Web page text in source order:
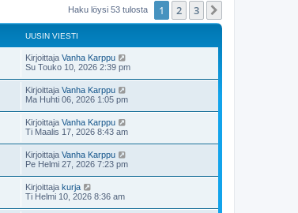
Haku löysi 53 tulosta 1 2 3
UUSIN VIESTI
Kirjoittaja Vanha Karppu
Su Touko 10, 2026 2:39 pm
Kirjoittaja Vanha Karppu
Ma Huhti 06, 2026 1:05 pm
Kirjoittaja Vanha Karppu
Ti Maalis 17, 2026 8:43 am
Kirjoittaja Vanha Karppu
Pe Helmi 27, 2026 7:23 pm
Kirjoittaja kurja
Ti Helmi 10, 2026 8:36 am